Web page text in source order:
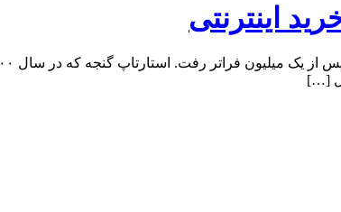
اینترنتی